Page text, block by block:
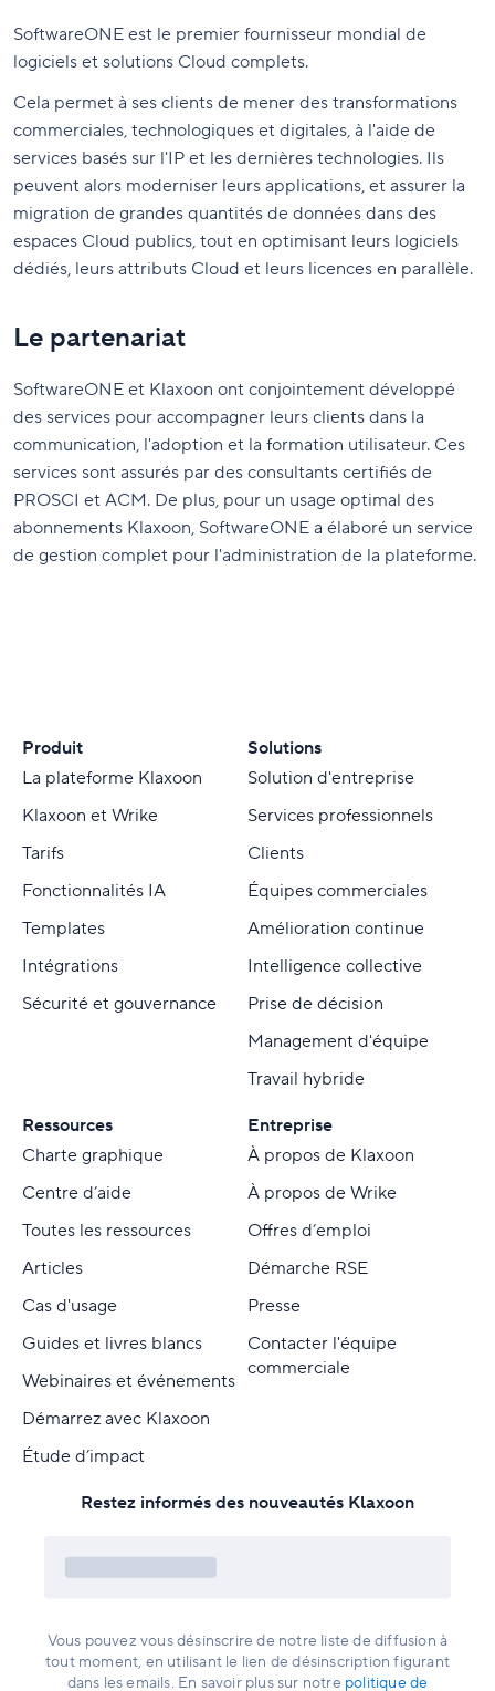
SoftwareONE est le premier fournisseur mondial de
logiciels et solutions Cloud complets.
Cela permet à ses clients de mener des transformations
commerciales, technologiques et digitales, à l'aide de
services basés sur l'IP et les dernières technologies. Ils
peuvent alors moderniser leurs applications, et assurer la
migration de grandes quantités de données dans des
espaces Cloud publics, tout en optimisant leurs logiciels
dédiés, leurs attributs Cloud et leurs licences en parallèle.
Le partenariat
SoftwareONE et Klaxoon ont conjointement développé
des services pour accompagner leurs clients dans la
communication, l'adoption et la formation utilisateur. Ces
services sont assurés par des consultants certifiés de
PROSCI et ACM. De plus, pour un usage optimal des
abonnements Klaxoon, SoftwareONE a élaboré un service
de gestion complet pour l'administration de la plateforme.
Produit
La plateforme Klaxoon
Klaxoon et Wrike
Tarifs
Fonctionnalités IA
Templates
Intégrations
Sécurité et gouvernance
Solutions
Solution d'entreprise
Services professionnels
Clients
Équipes commerciales
Amélioration continue
Intelligence collective
Prise de décision
Management d'équipe
Travail hybride
Ressources
Charte graphique
Centre d’aide
Toutes les ressources
Articles
Cas d'usage
Guides et livres blancs
Webinaires et événements
Démarrez avec Klaxoon
Étude d’impact
Entreprise
À propos de Klaxoon
À propos de Wrike
Offres d’emploi
Démarche RSE
Presse
Contacter l'équipe
commerciale
Restez informés des nouveautés Klaxoon
Vous pouvez vous désinscrire de notre liste de diffusion à
tout moment, en utilisant le lien de désinscription figurant
dans les emails. En savoir plus sur notre politique de